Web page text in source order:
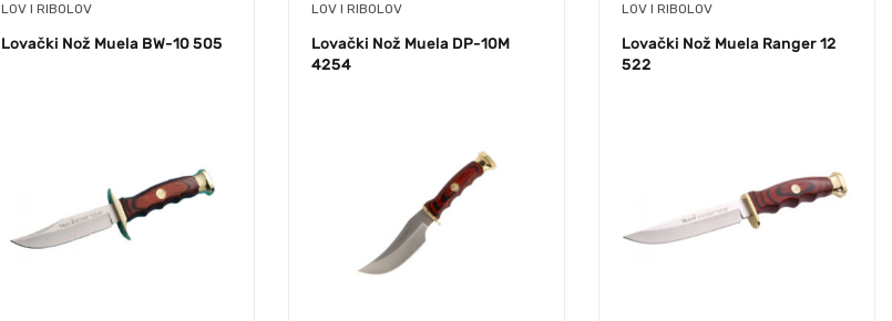
LOV I RIBOLOV
Lovački Nož Muela BW-10 505
LOV I RIBOLOV
Lovački Nož Muela DP-10M
4254
LOV I RIBOLOV
Lovački Nož Muela Ranger 12
522